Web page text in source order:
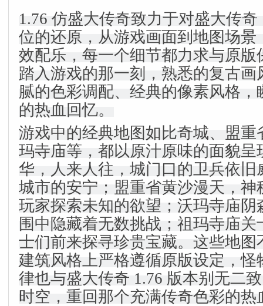
1.76 仿盛大传奇致力于对盛大传
位的还原，从游戏画面到地图场景
效配乐，每一个细节都力求与原版
踏入游戏的那一刻，熟悉的复古画
腻的色彩调配、经典的像素风格
的热血回忆。
游戏中的经典地图如比奇城、盟重
玛寺庙等，都以原汁原味的面貌呈
华，人来人往，城门口的卫兵依旧
城市的安宁；盟重省黄沙漫天，神
玩家探索未知的欲望；沃玛寺庙阴
围中隐藏着无数挑战；祖玛寺庙
士们前来探寻珍贵宝藏。这些地图
建筑风格上严格遵循原版设定，怪
律也与盛大传奇 1.76 版本别无二
时空，重回那个充满传奇色彩的热